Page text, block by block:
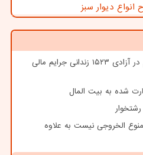
دیوار سبز
مشارکت ستاد اجرائی فرمان امام در آزادی ۱۵۲۳ زندانی جرایم مالی
الخروجی نیست به علاوه